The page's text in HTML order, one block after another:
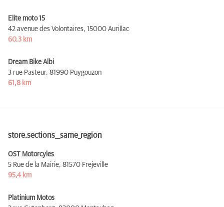
Elite moto 15
42 avenue des Volontaires, 15000 Aurillac
60,3 km
Dream Bike Albi
3 rue Pasteur, 81990 Puygouzon
61,8 km
store.sections__same_region
OST Motorcyles
5 Rue de la Mairie, 81570 Frejeville
95,4 km
Platinium Motos